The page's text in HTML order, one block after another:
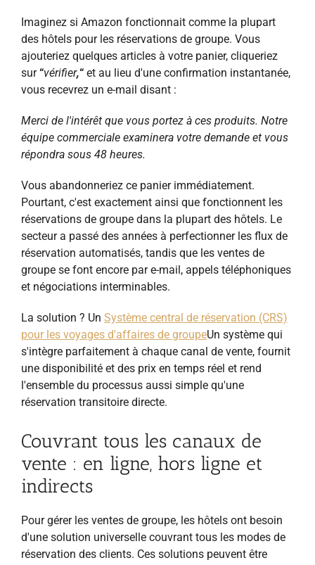
Imaginez si Amazon fonctionnait comme la plupart
des hôtels pour les réservations de groupe. Vous
ajouteriez quelques articles à votre panier, cliqueriez
sur“vérifier,“ et au lieu d'une confirmation instantanée,
vous recevrez un e-mail disant :
Merci de l'intérêt que vous portez à ces produits. Notre
équipe commerciale examinera votre demande et vous
répondra sous 48 heures.
Vous abandonneriez ce panier immédiatement.
Pourtant, c'est exactement ainsi que fonctionnent les
réservations de groupe dans la plupart des hôtels. Le
secteur a passé des années à perfectionner les flux de
réservation automatisés, tandis que les ventes de
groupe se font encore par e-mail, appels téléphoniques
et négociations interminables.
La solution ? Un Système central de réservation (CRS)
pour les voyages d'affaires de groupeUn système qui
s'intègre parfaitement à chaque canal de vente, fournit
une disponibilité et des prix en temps réel et rend
l'ensemble du processus aussi simple qu'une
réservation transitoire directe.
Couvrant tous les canaux de
vente : en ligne, hors ligne et
indirects
Pour gérer les ventes de groupe, les hôtels ont besoin
d'une solution universelle couvrant tous les modes de
réservation des clients. Ces solutions peuvent être